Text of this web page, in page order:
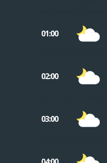
01:00
02:00
03:00